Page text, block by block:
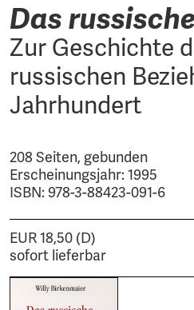
Das
Zur Geschichte
russischen
Jahrhundert
208 Seiten, gebunden
Erscheinungsjahr: 1995
ISBN: 978-3-88423-091-6
EUR 18,50 (D)
sofort lieferbar